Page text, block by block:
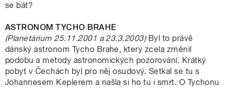
se bát?
ASTRONOM TYCHO BRAHE
(Planetárium 25.11.2001 a 23.3.2003)Byl to právě
dánský astronom Tycho Brahe, který zcela změnil
podobu a metody astronomických pozorování. Krátký
pobyt v Čechách byl pro něj osudový. Setkal se tu s
Johannesem Keplerem a našla si ho tu i smrt. O Tychonu